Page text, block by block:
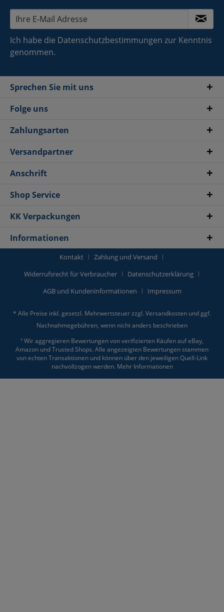
Ich habe die Datenschutzbestimmungen zur Kenntnis
genommen.
Sprechen Sie mit uns
Folge uns
Zahlungsarten
Versandpartner
Anschrift
Shop Service
KK Verpackungen
Informationen
Kontakt
Zahlung und Versand
Widerrufsrecht für Verbraucher
Datenschutzerklärung
AGB und Kundeninformationen
Impressum
* Alle Preise inkl. gesetzl. Mehrwertsteuer zzgl. Versandkosten und ggf.
Nachnahmegebühren, wenn nicht anders beschrieben
¹ Wir aggregieren Bewertungen von verifizierten Käufen auf eBay,
Amazon und Trusted Shops. Alle angezeigten Bewertungen stammen
von echten Transaktionen und können über den jeweiligen Quell-Link
nachvollzogen werden. Mehr Informationen